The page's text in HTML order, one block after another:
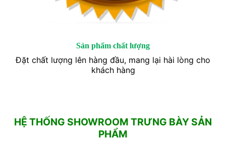
Sản phẩm chất lượng
Đặt chất lượng lên hàng đầu, mang lại hài lòng cho
khách hàng
HỆ THỐNG SHOWROOM TRƯNG BÀY SẢN
PHẨM